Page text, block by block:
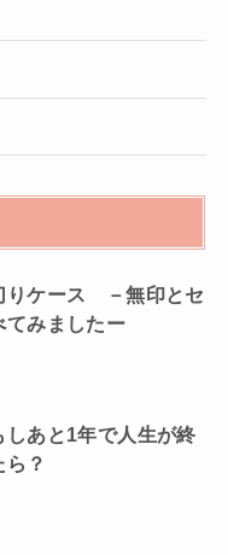
りケース －無印とセ
てみましたー
しあと1年で人生が終
ら？